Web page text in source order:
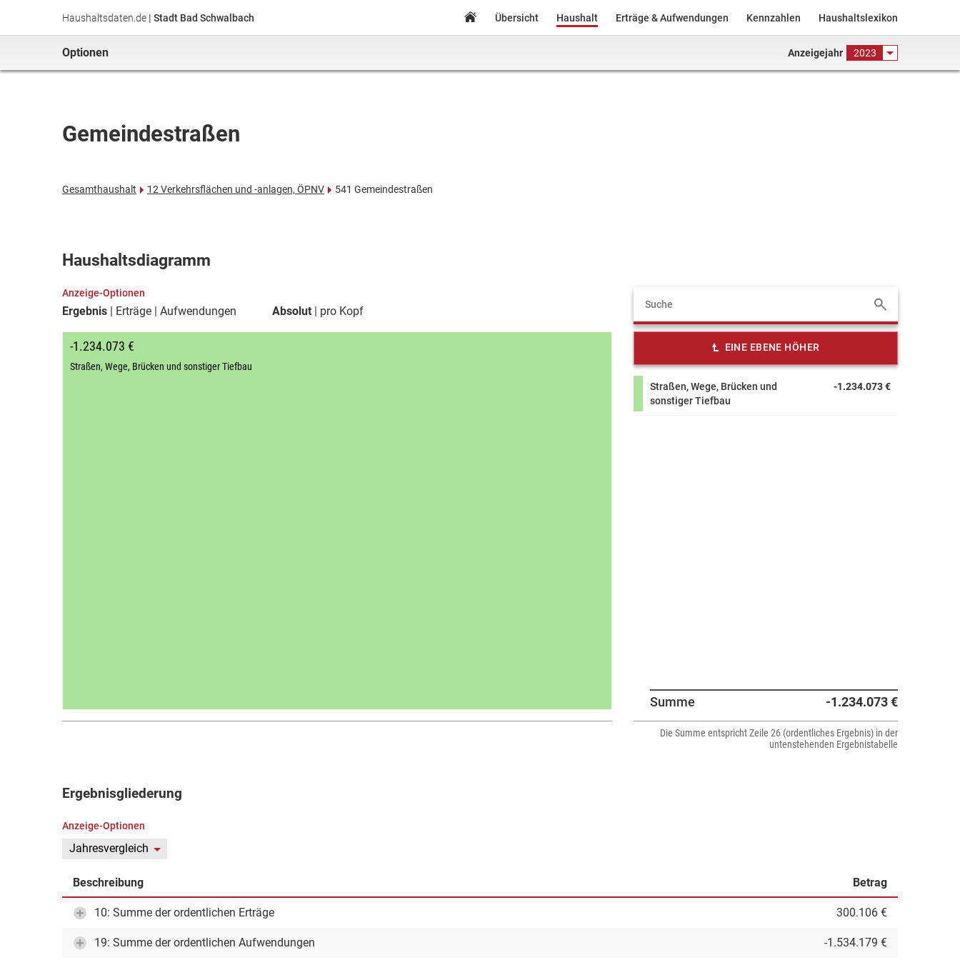
Haushaltsdaten.de | Stadt Bad Schwalbach Übersicht Haushalt Erträge & Aufwendungen Kennzahlen Haushaltslexikon
Optionen Anzeigejahr 2023
Gemeindestraßen
Gesamthaushalt 12 Verkehrsflächen und -anlagen, ÖPNV 541 Gemeindestraßen
Haushaltsdiagramm
Anzeige-Optionen
Ergebnis Erträge Aufwendungen Absolut pro Kopf
-1.234.073 €
Straßen, Wege, Brücken und sonstiger Tiefbau
EINE EBENE HÖHER
Straßen, Wege, Brücken und
sonstiger Tiefbau
-1.234.073 €
Summe -1.234.073 €
Die Summe entspricht Zeile 26 (ordentliches Ergebnis) in der
untenstehenden Ergebnistabelle
Ergebnisgliederung
Anzeige-Optionen
Jahresvergleich
Beschreibung Betrag
10: Summe der ordentlichen Erträge 300.106 €
19: Summe der ordentlichen Aufwendungen -1.534.179 €